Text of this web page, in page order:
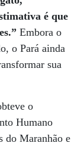
é que
Embora o
o Pará ainda
sua
o
Humano
do Maranhão e